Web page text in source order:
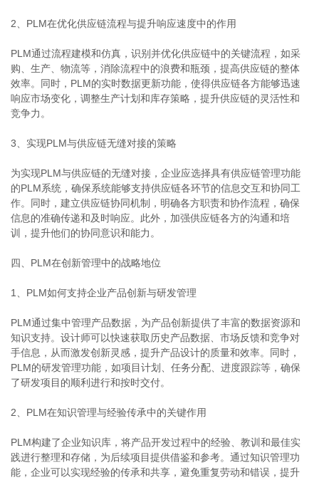
2、PLM在优化供应链流程与提升响应速度中的作用
PLM通过流程建模和仿真，识别并优化供应链中的关键流程，如采
购、生产、物流等，消除流程中的浪费和瓶颈，提高供应链的整体
效率。同时，PLM的实时数据更新功能，使得供应链各方能够迅速
响应市场变化，调整生产计划和库存策略，提升供应链的灵活性和
竞争力。
3、实现PLM与供应链无缝对接的策略
为实现PLM与供应链的无缝对接，企业应选择具有供应链管理功能
的PLM系统，确保系统能够支持供应链各环节的信息交互和协同工
作。同时，建立供应链协同机制，明确各方职责和协作流程，确保
信息的准确传递和及时响应。此外，加强供应链各方的沟通和培
训，提升他们的协同意识和能力。
四、PLM在创新管理中的战略地位
1、PLM如何支持企业产品创新与研发管理
PLM通过集中管理产品数据，为产品创新提供了丰富的数据资源和
知识支持。设计师可以快速获取历史产品数据、市场反馈和竞争对
手信息，从而激发创新灵感，提升产品设计的质量和效率。同时，
PLM的研发管理功能，如项目计划、任务分配、进度跟踪等，确保
了研发项目的顺利进行和按时交付。
2、PLM在知识管理与经验传承中的关键作用
PLM构建了企业知识库，将产品开发过程中的经验、教训和最佳实
践进行整理和存储，为后续项目提供借鉴和参考。通过知识管理功
能，企业可以实现经验的传承和共享，避免重复劳动和错误，提升